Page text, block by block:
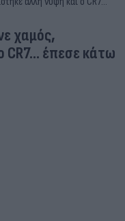
χαμός,
CR7… έπεσε κάτω